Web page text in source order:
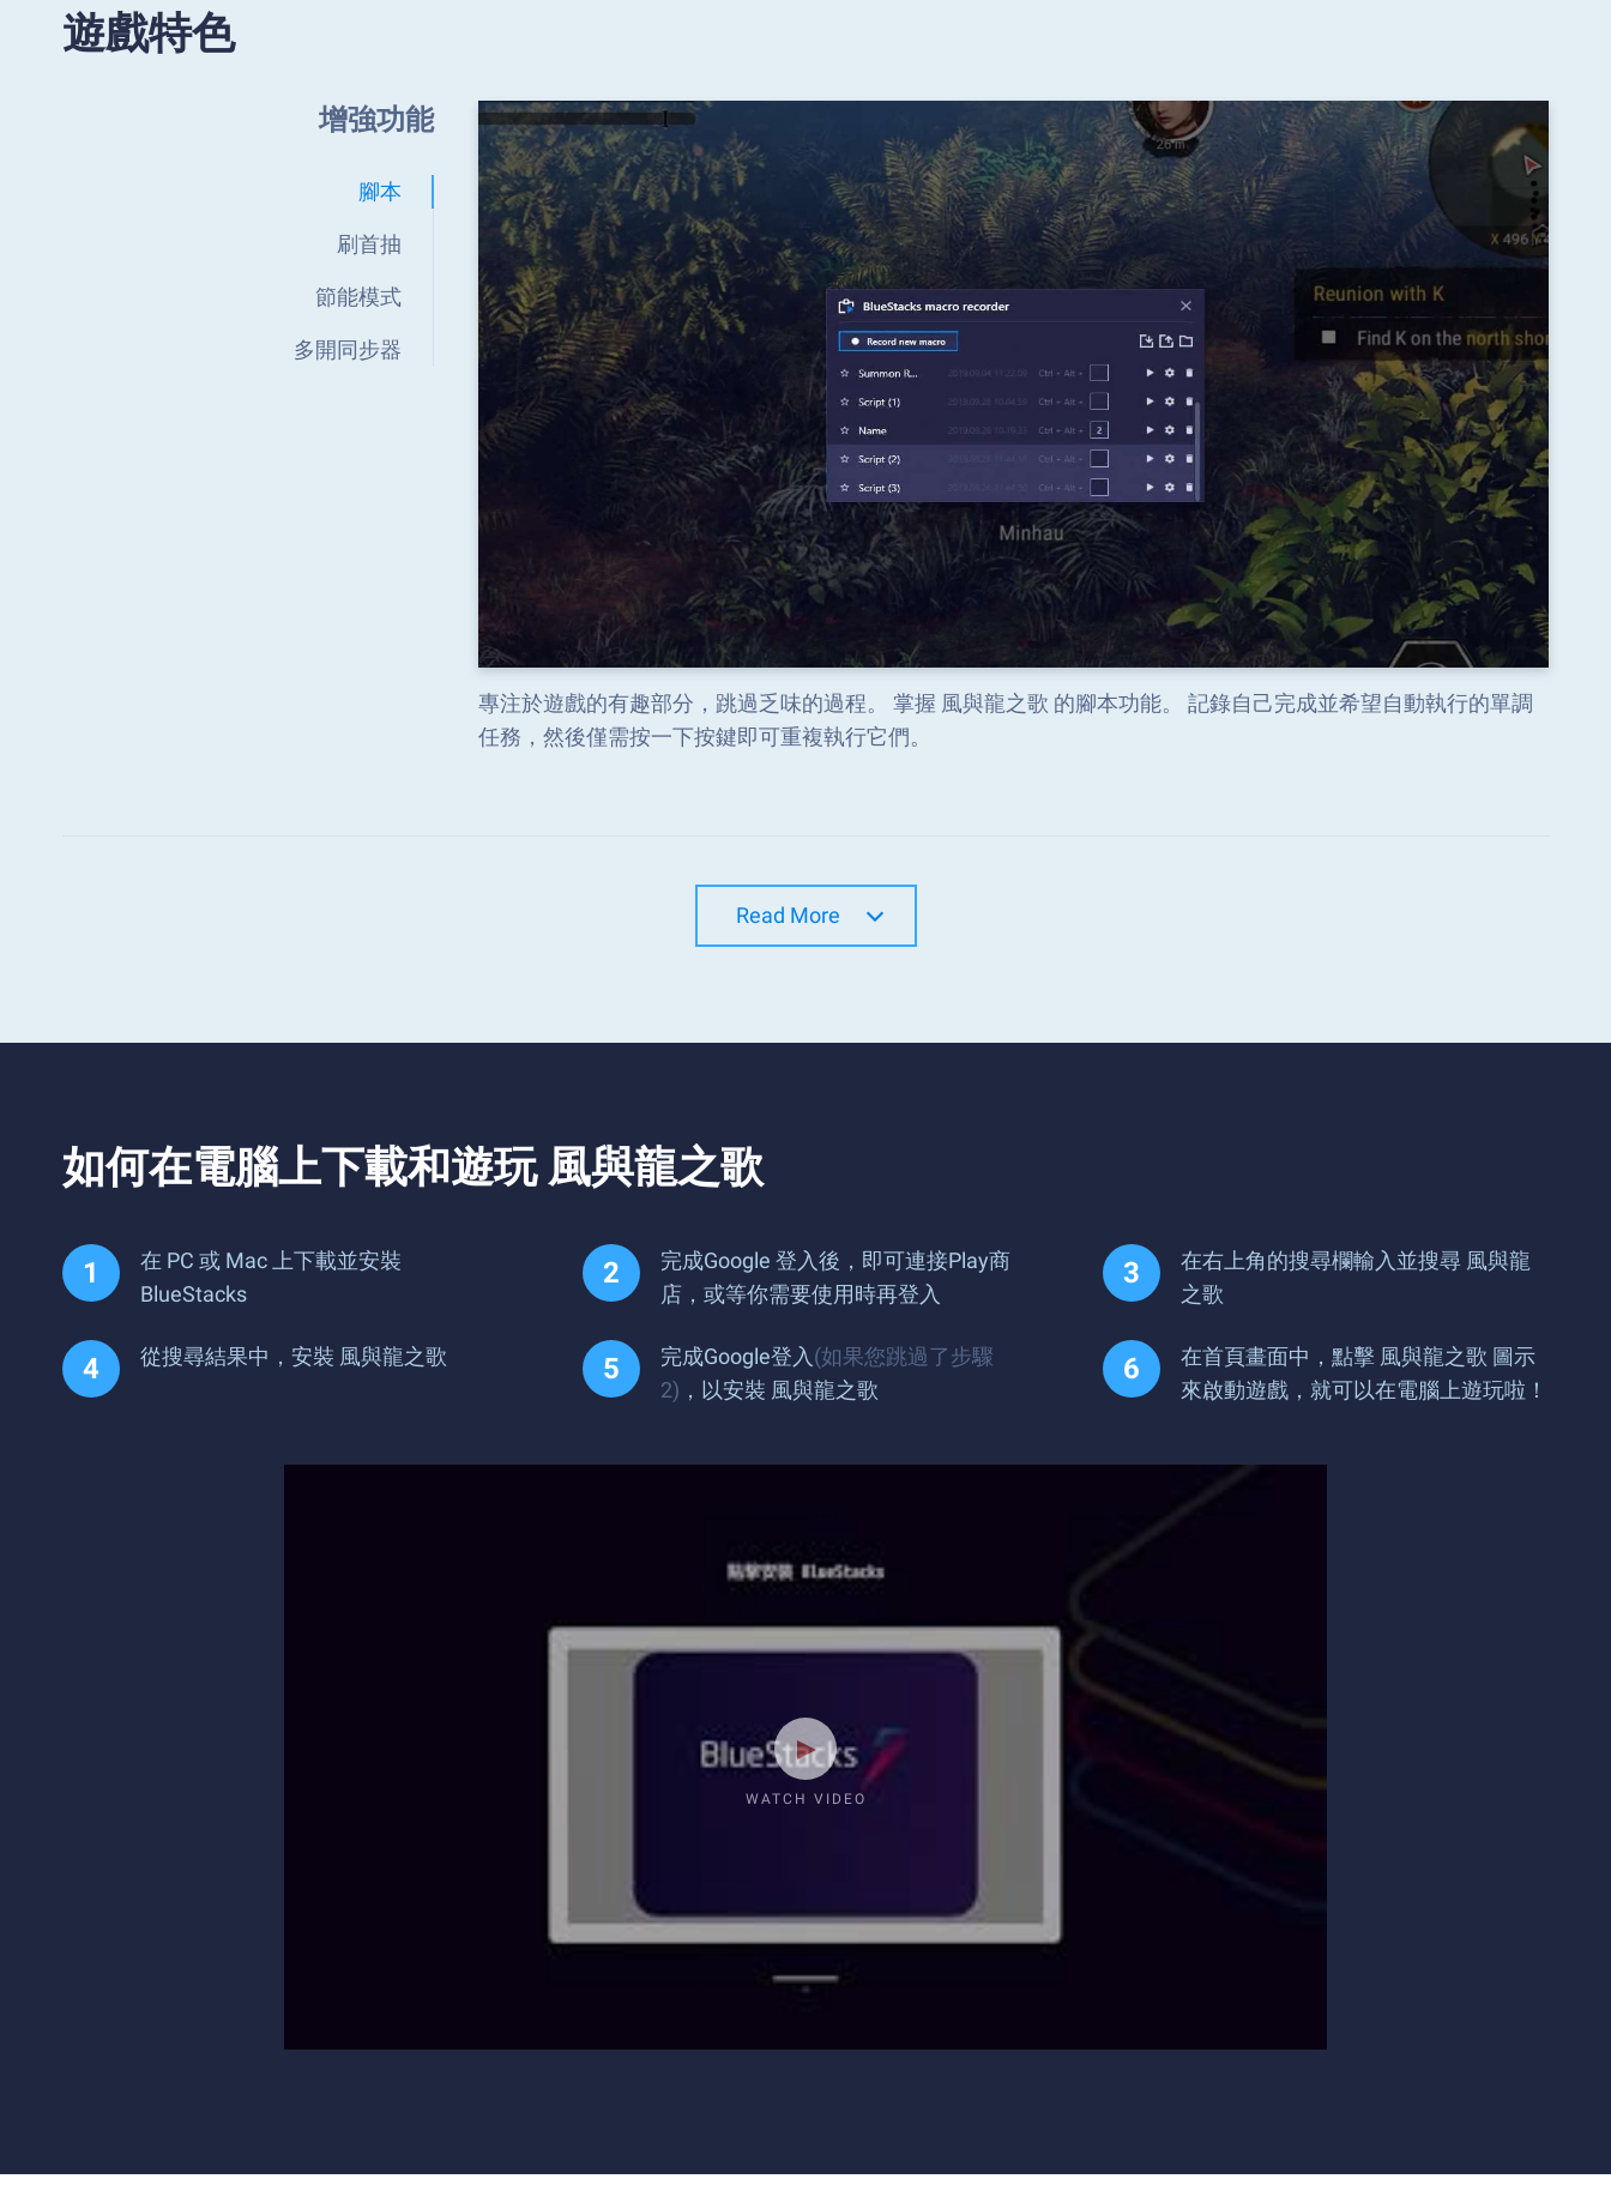
遊戲特色
增強功能
腳本
刷首抽
節能模式
多開同步器
專注於遊戲的有趣部分，跳過乏味的過程。 掌握 風與龍之歌 的腳本功能。 記錄自己完成並希望自動執行的單調
任務，然後僅需按一下按鍵即可重複執行它們。
Read More
如何在電腦上下載和遊玩 風與龍之歌
在 PC 或 Mac 上下載並安裝
BlueStacks
完成Google 登入後，即可連接Play商
店，或等你需要使用時再登入
在右上角的搜尋欄輸入並搜尋 風與龍
之歌
從搜尋結果中，安裝 風與龍之歌 完成Google登入 (如果您跳過了步驟
2) ，以安裝 風與龍之歌
在首頁畫面中，點擊 風與龍之歌 圖示
來啟動遊戲，就可以在電腦上遊玩啦！
WATCH VIDEO